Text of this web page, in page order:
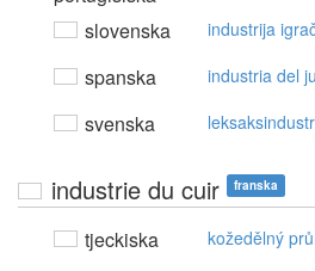
slovenska industrija
spanska industria del
svenska
industrie du cuir franska
tjeckiska kožedělný